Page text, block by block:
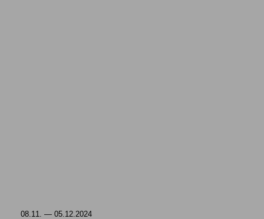
08.11. — 05.12.2024